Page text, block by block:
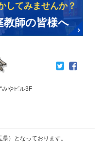
やビル3F
）となっております。
してみませんか？
教師の皆様へ